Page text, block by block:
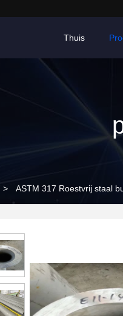
Thuis
> ASTM 317 Roestvrij staal